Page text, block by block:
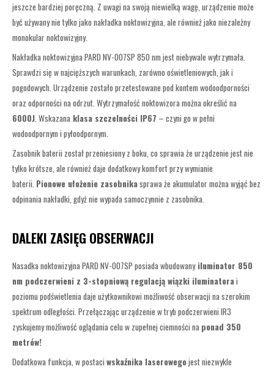
jeszcze bardziej poręczną. Z uwagi na swoją niewielką wagę, urządzenie może
być używany nie tylko jako nakładka noktowizyjna, ale również jako niezależny
monokular noktowizyjny.
Nakładka noktowizyjna PARD NV-007SP 850 nm jest niebywale wytrzymała.
Sprawdzi się w najcięższych warunkach, zarówno oświetleniowych, jak i
pogodowych. Urządzenie zostało przetestowane pod kontem wodoodporności
oraz odporności na odrzut. Wytrzymałość noktowizora można określić na
6000J . Wskazana klasa szczelności IP67 – czyni go w pełni
wodoodpornym i pyłoodpornym.
Zasobnik baterii został przeniesiony z boku, co sprawia że urządzenie jest nie
tylko krótsze, ale również daje dodatkowy komfort przy wymianie
baterii. Pionowe ułożenie zasobnikasprawa że akumulator można wyjąć bez
odpinania nakładki, gdyż nie wypada samoczynnie z zasobnika.
DALEKI ZASIĘG OBSERWACJI
Nasadka noktowizyjna PARD NV-007SP posiada wbudowanyiluminator 850
nm podczerwieni z 3-stopniową regulacją wiązki iluminatorai
poziomu podświetlenia daje użytkownikowi możliwość obserwacji na szerokim
spektrum odległości. Przełączając urządzenie w tryb podczerwieni IR3
zyskujemy możliwość oglądania celu w zupełnej ciemności na ponad 350
metrów!
Dodatkowa funkcja, w postaci wskaźnika laserowegojest niezwykle